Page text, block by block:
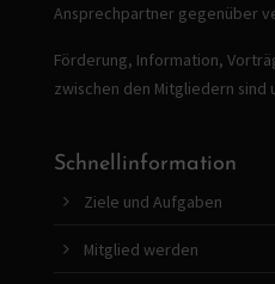
Ansprechpartner gegenüber
Förderung, Information,
zwischen den Mitgliedern sind
Schnellinformation
Ziele und Aufgaben
Mitglied werden